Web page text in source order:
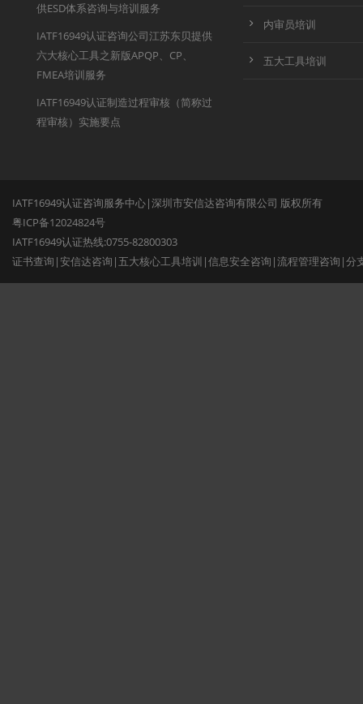
供ESD体系咨询与培训服务
IATF16949认证咨询公司江苏东贝提供
六大核心工具之新版APQP、CP、
FMEA培训服务
IATF16949认证制造过程审核（简称过
程审核）实施要点
内审员培训
五大工具培训
IATF16949认证咨询服务中心|深圳市安信达咨询有限公司 版权所有
粤ICP备12024824号
IATF16949认证热线:0755-82800303
证书查询 |安信达咨询 | 五大核心工具培训 |信息安全咨询 |流程管理咨询 |分